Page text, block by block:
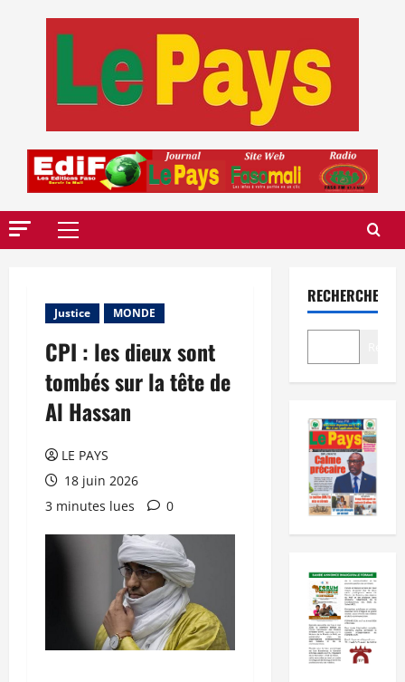
Menu
Justice MONDE
CPI : les dieux sont
tombés sur la tête de
Al Hassan
LE PAYS
18 juin 2026
3 minutes lues
0
RECHERCHER